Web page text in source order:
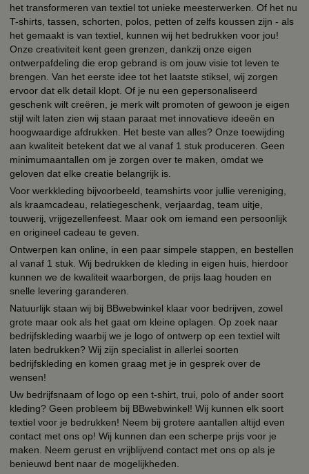
het transformeren van textiel tot unieke meesterwerken. Of het nu
T-shirts, tassen, schorten, polos, petten of zelfs koussen zijn - als
het gemaakt is van textiel, kunnen wij het bedrukken voor jou!
Onze creativiteit kent geen grenzen, dankzij onze eigen
ontwerpafdeling die erop gebrand is om jouw visie tot leven te
brengen. Van het eerste idee tot het laatste stiksel, wij zorgen
ervoor dat elk detail klopt. Of je nu een gepersonaliseerd
geschenk wilt creëren, je merk wilt promoten of gewoon je eigen
stijl wilt laten zien wij staan paraat met innovatieve ideeën en
hoogwaardige afdrukken. Het beste van alles? Onze toewijding
aan kwaliteit betekent dat we al vanaf 1 stuk produceren. Geen
minimumaantallen om je zorgen over te maken, omdat we
geloven dat elke creatie belangrijk is.
Voor werkkleding bijvoorbeeld, teamshirts voor jullie vereniging,
als kraamcadeau, relatiegeschenk, verjaardag, team uitje,
touwerij, vrijgezellenfeest. Maar ook om iemand een persoonlijk
en origineel cadeau te geven.
Ontwerpen kan online, in een paar simpele stappen, en bestellen
al vanaf 1 stuk. Wij bedrukken de kleding in eigen huis, hierdoor
kunnen we de kwaliteit waarborgen, de prijs laag houden en
snelle levering garanderen.
Natuurlijk staan wij bij BBwebwinkel klaar voor bedrijven, zowel
grote maar ook als het gaat om kleine oplagen. Op zoek naar
bedrijfskleding waarbij we je logo of ontwerp op een textiel wilt
laten bedrukken? Wij zijn specialist in allerlei soorten
bedrijfskleding en komen graag met je in gesprek over de
wensen!
Uw bedrijfsnaam of logo op een t-shirt, trui, polo of ander soort
kleding? Geen probleem bij BBwebwinkel! Wij kunnen elk soort
textiel voor je bedrukken! Neem bij grotere aantallen altijd even
contact met ons op! Wij kunnen dan een scherpe prijs voor je
maken. Neem gerust en vrijblijvend contact met ons op als je
benieuwd bent naar de mogelijkheden.